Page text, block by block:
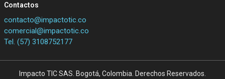
Contactos
contacto@impactotic.co
comercial@impactotic.co
Tel. (57) 3108752177
Impacto TIC SAS. Bogotá, Colombia. Derechos Reservados.